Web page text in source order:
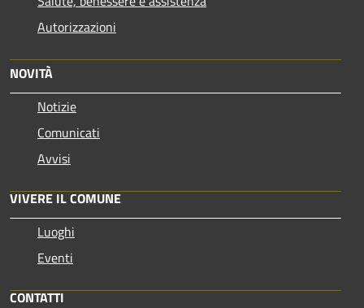
Autorizzazioni
NOVITÀ
Notizie
Comunicati
Avvisi
VIVERE IL COMUNE
Luoghi
Eventi
CONTATTI